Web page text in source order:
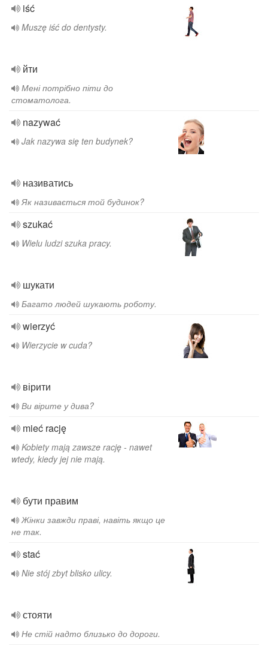
iść
Muszę iść do dentysty.
йти
Мені потрібно піти до
стоматолога.
nazywać
Jak nazywa się ten budynek?
називатись
Як називається той будинок?
szukać
Wielu ludzi szuka pracy.
шукати
Багато людей шукають роботу.
wierzyć
Wierzycie w cuda?
вірити
Ви вірите у дива?
mieć rację
Kobiety mają zawsze rację - nawet
wtedy, kiedy jej nie mają.
бути правим
Жінки завжди праві, навіть якщо це
не так.
stać
Nie stój zbyt blisko ulicy.
стояти
Не стій надто близько до дороги.